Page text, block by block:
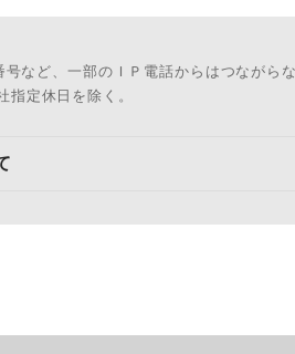
など、一部のＩＰ電話からはつながら
指定休日を除く。